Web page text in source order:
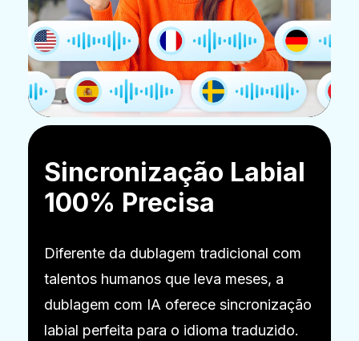
Sincronização Labial
100% Precisa
Diferente da dublagem tradicional com
talentos humanos que leva meses, a
dublagem com IA oferece sincronização
labial perfeita para o idioma traduzido.